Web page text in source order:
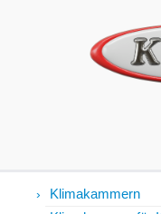
Klimakammern